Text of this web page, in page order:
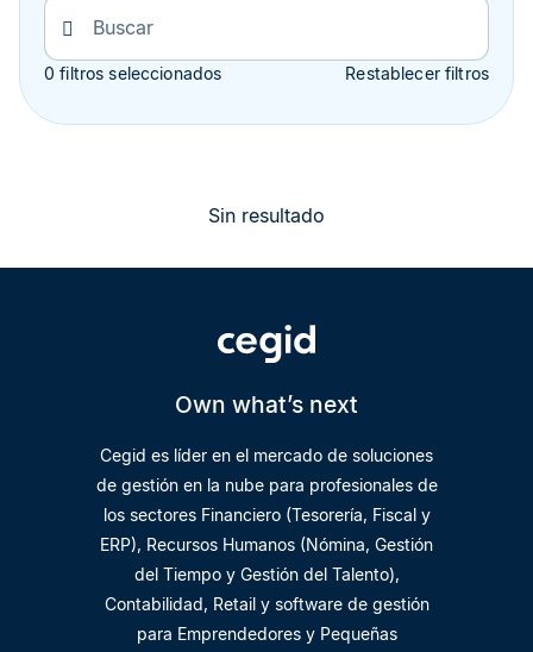
0 filtros seleccionados Restablecer filtros
Sin resultado
Own what’s next
Cegid es líder en el mercado de soluciones
de gestión en la nube para profesionales de
los sectores Financiero (Tesorería, Fiscal y
ERP), Recursos Humanos (Nómina, Gestión
del Tiempo y Gestión del Talento),
Contabilidad, Retail y software de gestión
para Emprendedores y Pequeñas